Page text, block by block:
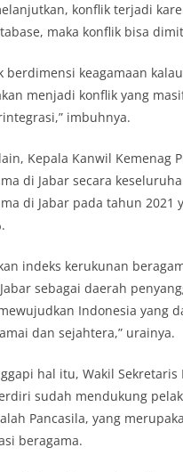
konflik terjadi
maka konflik bisa
berdimensi keagamaan
menjadi konflik yang
imbuhnya.
Kepala Kanwil Kemenag
di Jabar secara
di Jabar pada tahun
indeks kerukunan
sebagai daerah
Indonesia yang
dan sejahtera,” urainya.
hal itu, Wakil Sekretaris
sudah mendukung
Pancasila, yang
beragama.